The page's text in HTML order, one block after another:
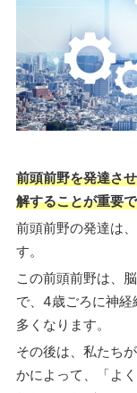
前頭前野を発達さ
解することが重要
前頭前野の発達は
す。
この前頭前野は、
で、4歳ごろに神経
多くなります。
その後は、私たち
かによって、「よ